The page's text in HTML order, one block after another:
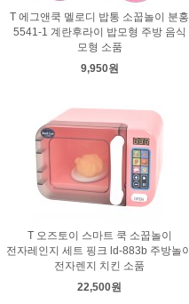
T 에그앤쿡 멜로디 밥통 소꿉놀이 분홍
5541-1 계란후라이 밥모형 주방 음식
모형 소품
9,950원
T 오즈토이 스마트 쿡 소꿉놀이
전자레인지 세트 핑크 ld-883b 주방놀이
전자렌지 치킨 소품
22,500원